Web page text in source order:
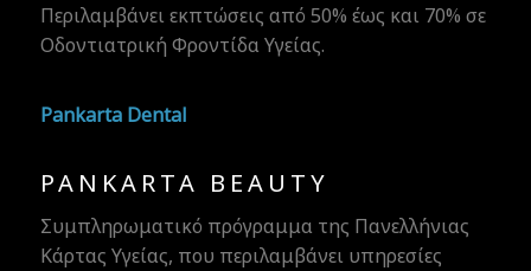
Περιλαμβάνει εκπτώσεις από 50% έως και 70% σε
Οδοντιατρική Φροντίδα Υγείας.
Pankarta Dental
PANKARTA BEAUTY
Συμπληρωματικό πρόγραμμα της Πανελλήνιας
Κάρτας Υγείας, που περιλαμβάνει υπηρεσίες